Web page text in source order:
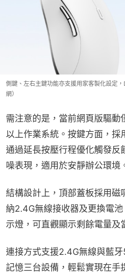
側鍵、左右主鍵功能亦支援用家客製化設定
網）
需注意的是，當前網頁版驅
以上作業系統。按鍵方面，採
通過延長按壓行程優化觸發反
噪表現，適用於安靜辦公環境
結構設計上，頂部蓋板採用磁
納2.4G無線接收器及更換電
示燈，可直觀顯示剩餘電量及
連接方式支援2.4G無線與藍
記憶三台設備，輕鬆實現在